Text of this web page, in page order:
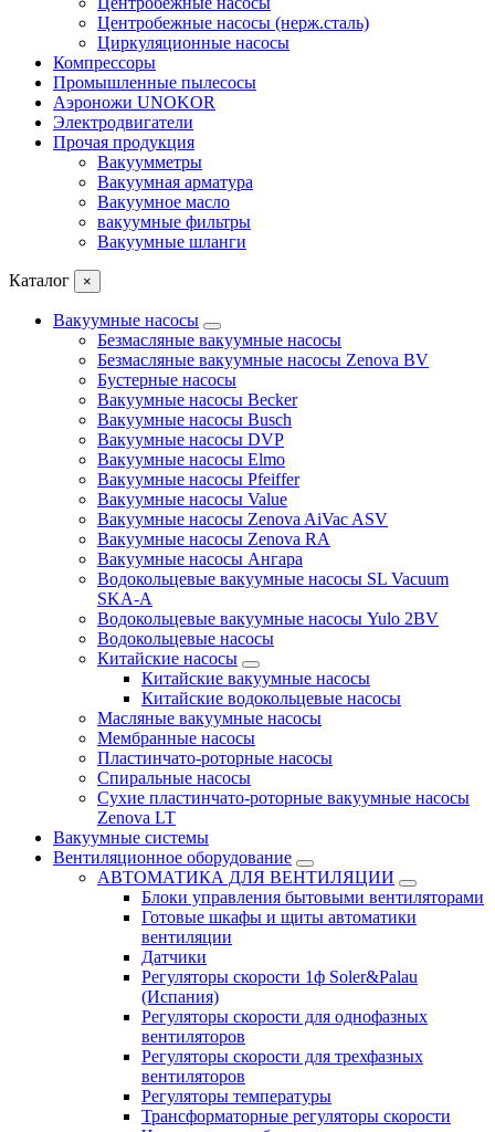
Центробежные насосы (нерж.сталь)
Циркуляционные насосы
Компрессоры
Промышленные пылесосы
Аэроножи UNOKOR
Электродвигатели
Прочая продукция
Вакуумметры
Вакуумная арматура
Вакуумное масло
вакуумные фильтры
Вакуумные шланги
Каталог ×
Вакуумные насосы
Безмасляные вакуумные насосы
Безмасляные вакуумные насосы Zenova BV
Бустерные насосы
Вакуумные насосы Becker
Вакуумные насосы Busch
Вакуумные насосы DVP
Вакуумные насосы Elmo
Вакуумные насосы Pfeiffer
Вакуумные насосы Value
Вакуумные насосы Zenova AiVac ASV
Вакуумные насосы Zenova RA
Вакуумные насосы Ангара
Водокольцевые вакуумные насосы SL Vacuum
SKA-A
Водокольцевые вакуумные насосы Yulo 2BV
Водокольцевые насосы
Китайские насосы
Китайские вакуумные насосы
Китайские водокольцевые насосы
Масляные вакуумные насосы
Мембранные насосы
Пластинчато-роторные насосы
Спиральные насосы
Сухие пластинчато-роторные вакуумные насосы
Zenova LT
Вакуумные системы
Вентиляционное оборудование
АВТОМАТИКА ДЛЯ ВЕНТИЛЯЦИИ
Блоки управления бытовыми вентиляторами
Готовые шкафы и щиты автоматики
вентиляции
Датчики
Регуляторы скорости 1ф Soler&Palau
(Испания)
Регуляторы скорости для однофазных
вентиляторов
Регуляторы скорости для трехфазных
вентиляторов
Регуляторы температуры
Трансформаторные регуляторы скорости